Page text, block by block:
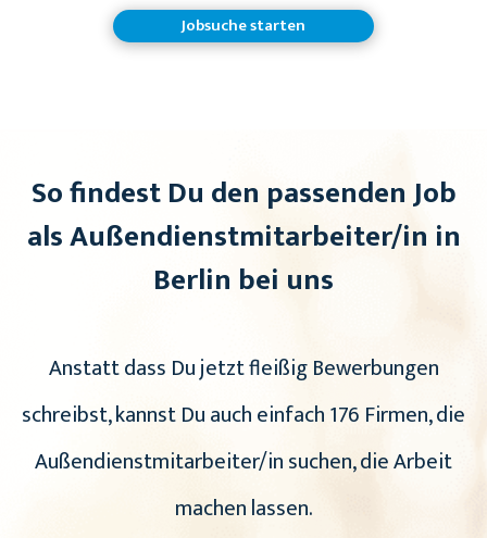
Jobsuche starten
So findest Du den passenden Job
als Außendienstmitarbeiter/in in
Berlin bei uns
Anstatt dass Du jetzt fleißig Bewerbungen
schreibst, kannst Du auch einfach 176 Firmen, die
Außendienstmitarbeiter/in suchen, die Arbeit
machen lassen.